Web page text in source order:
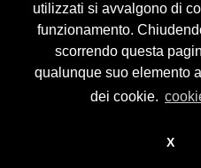
utilizzati si avvalgono di
funzionamento.
scorrendo questa
qualunque suo elemento
dei cookie.
X
© guidocosta
design bynikita